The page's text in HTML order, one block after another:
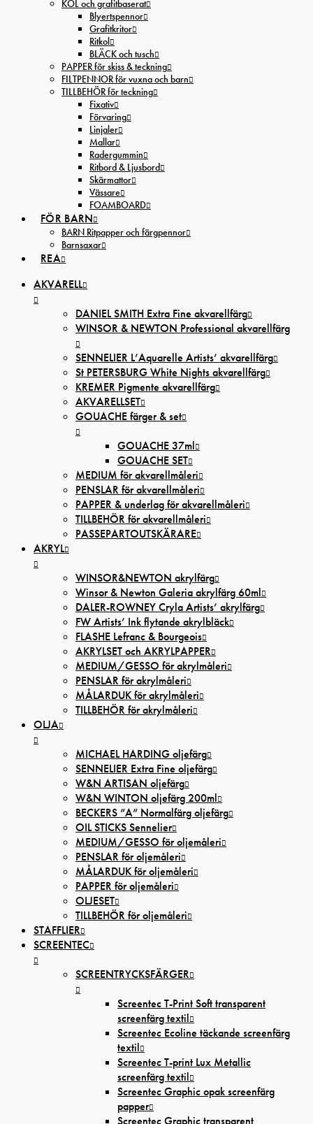
KOL och grafitbaserat
Blyertspennor
Grafitkritor
Ritkol
BLÄCK och tusch
PAPPER för skiss & teckning
FILTPENNOR för vuxna och barn
TILLBEHÖR för teckning
Fixativ
Förvaring
Linjaler
Mallar
Radergummin
Ritbord & Ljusbord
Skärmattor
Vässare
FOAMBOARD
FÖR BARN
BARN Ritpapper och färgpennor
Barnsaxar
REA
AKVARELL
DANIEL SMITH Extra Fine akvarellfärg
WINSOR & NEWTON Professional akvarellfärg
SENNELIER L’Aquarelle Artists’ akvarellfärg
St PETERSBURG White Nights akvarellfärg
KREMER Pigmente akvarellfärg
AKVARELLSET
GOUACHE färger & set
GOUACHE 37ml
GOUACHE SET
MEDIUM för akvarellmåleri
PENSLAR för akvarellmåleri
PAPPER & underlag för akvarellmåleri
TILLBEHÖR för akvarellmåleri
PASSEPARTOUTSKÄRARE
AKRYL
WINSOR&NEWTON akrylfärg
Winsor & Newton Galeria akrylfärg 60ml
DALER-ROWNEY Cryla Artists’ akrylfärg
FW Artists’ Ink flytande akrylbläck
FLASHE Lefranc & Bourgeois
AKRYLSET och AKRYLPAPPER
MEDIUM/GESSO för akrylmåleri
PENSLAR för akrylmåleri
MÅLARDUK för akrylmåleri
TILLBEHÖR för akrylmåleri
OLJA
MICHAEL HARDING oljefärg
SENNELIER Extra Fine oljefärg
W&N ARTISAN oljefärg
W&N WINTON oljefärg 200ml
BECKERS ”A” Normalfärg oljefärg
OIL STICKS Sennelier
MEDIUM/GESSO för oljemåleri
PENSLAR för oljemåleri
MÅLARDUK för oljemåleri
PAPPER för oljemåleri
OLJESET
TILLBEHÖR för oljemåleri
STAFFLIER
SCREENTEC
SCREENTRYCKSFÄRGER
Screentec T-Print Soft transparent
screenfärg textil
Screentec Ecoline täckande screenfärg
textil
Screentec T-print Lux Metallic
screenfärg textil
Screentec Graphic opak screenfärg
papper
Screentec Graphic transparent